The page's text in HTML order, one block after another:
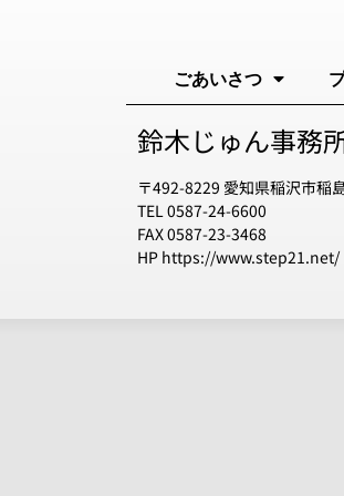
ごあいさつ
鈴木じゅん事務
〒492-8229 愛知県稲沢市稲
TEL 0587-24-6600
FAX 0587-23-3468
HP https://www.step21.net/